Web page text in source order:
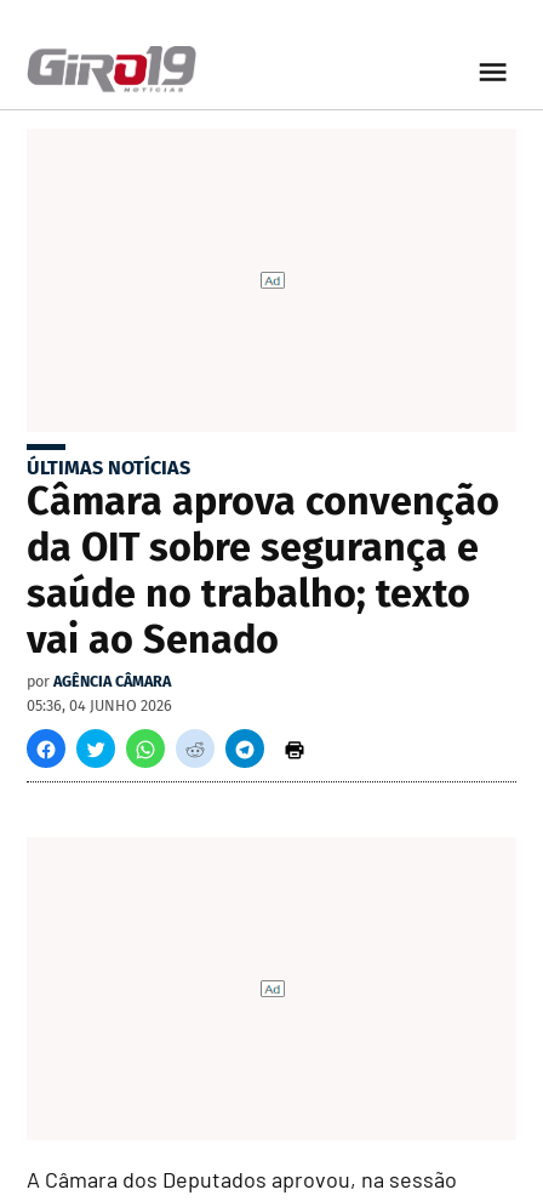
ÚLTIMAS NOTÍCIAS
Câmara aprova convenção
da OIT sobre segurança e
saúde no trabalho; texto
vai ao Senado
por AGÊNCIA CÂMARA
05:36, 04 JUNHO 2026
A Câmara dos Deputados aprovou, na sessão